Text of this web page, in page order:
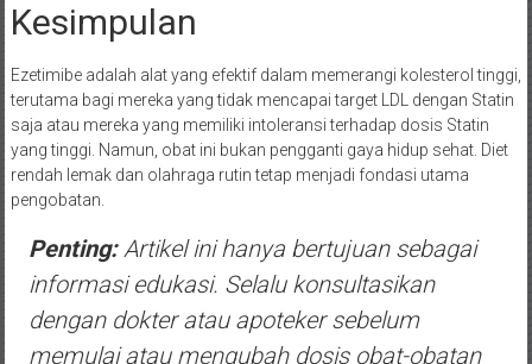
Kesimpulan
Ezetimibe adalah alat yang efektif dalam memerangi kolesterol tinggi,
terutama bagi mereka yang tidak mencapai target LDL dengan Statin
saja atau mereka yang memiliki intoleransi terhadap dosis Statin
yang tinggi. Namun, obat ini bukan pengganti gaya hidup sehat. Diet
rendah lemak dan olahraga rutin tetap menjadi fondasi utama
pengobatan.
Penting:Artikel ini hanya bertujuan sebagai
informasi edukasi. Selalu konsultasikan
dengan dokter atau apoteker sebelum
memulai atau mengubah dosis obat-obatan